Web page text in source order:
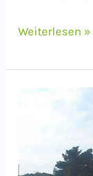
Impressionen
Weiterlesen »